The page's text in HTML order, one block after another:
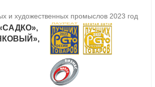
и художественных промыслов 2023 год